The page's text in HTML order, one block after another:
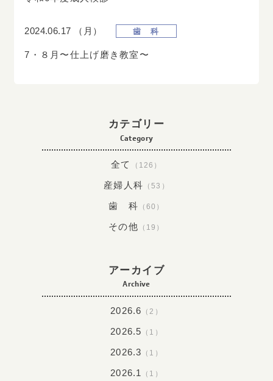
Tel.
ネット予約はこちら
019-636 -2233
ネット予約はこちら
2024.06.17 （月） 歯 科
7・８月〜仕上げ磨き教室〜
カテゴリー
Category
全て （126）
産婦人科 （53）
歯 科 （60）
その他 （19）
アーカイブ
Archive
2026.6 （2）
2026.5 （1）
2026.3 （1）
2026.1 （1）